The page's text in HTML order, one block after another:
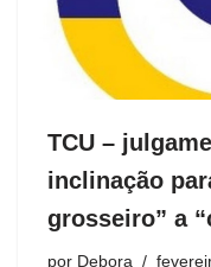
TCU –
inclinação
grosseiro” a
por Debora